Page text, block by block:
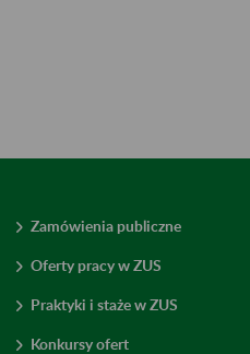
Zamówienia publiczne
Oferty pracy w ZUS
Praktyki i staże w ZUS
Konkursy ofert